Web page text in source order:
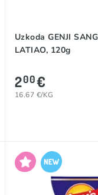
Uzkoda GENJI
LATIAO, 120g
200€
16.67 €/KG